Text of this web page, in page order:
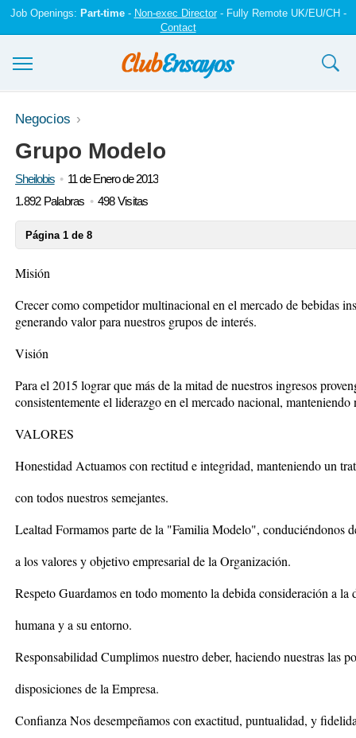
Job Openings: Part-time- Non-exec Director- Fully Remote UK/EU/CH -
Contact
Ensayos y trabajos
Registrarse
Iniciar sesión
Negocios
Grupo Modelo
Sheilobis
11 de Enero de 2013
1.892 Palabras
498 Visitas
Página 1 de 8
Misión
Crecer como competidor multinacional en el mercado de bebidas
generando valor para nuestros grupos de interés.
Visión
Para el 2015 lograr que más de la mitad de nuestros ingresos
consistentemente el liderazgo en el mercado nacional, manteniendo
VALORES
Honestidad Actuamos con rectitud e integridad, manteniendo un
con todos nuestros semejantes.
Lealtad Formamos parte de la "Familia Modelo", conduciéndonos
a los valores y objetivo empresarial de la Organización.
Respeto Guardamos en todo momento la debida consideración a la
humana y a su entorno.
Responsabilidad Cumplimos nuestro deber, haciendo nuestras las
disposiciones de la Empresa.
Confianza Nos desempeñamos con exactitud, puntualidad, y